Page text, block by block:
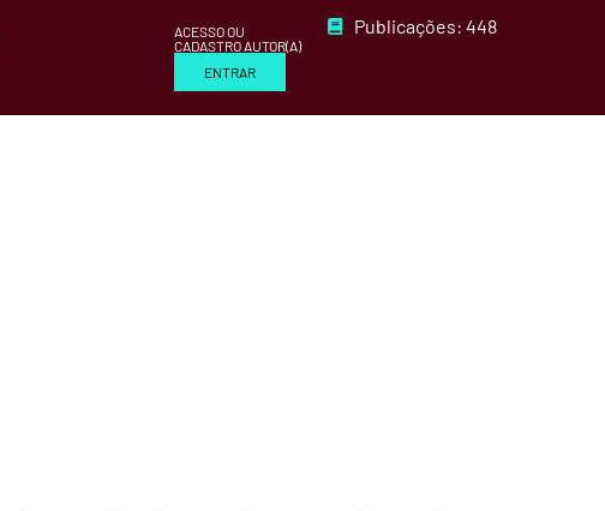
ACESSO OU
CADASTRO AUTOR(A)
ENTRAR
Publicações: 448